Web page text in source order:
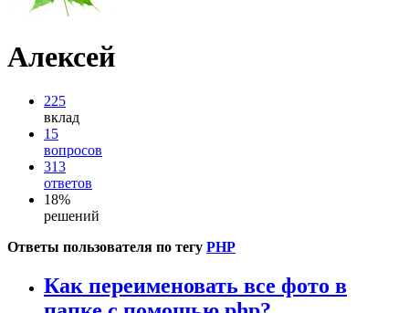
Алексей
225
вклад
15
вопросов
313
ответов
18%
решений
Ответы пользователя по тегу PHP
Как переименовать все фото в